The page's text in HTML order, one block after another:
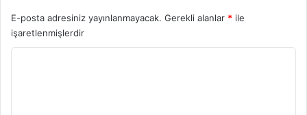
E-posta adresiniz yayınlanmayacak. Gerekli alanlar * ile
işaretlenmişlerdir